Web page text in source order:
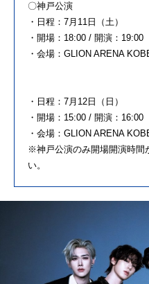
〇神戸公演
・日程：7月11日（土）
・開場：18:00 / 開演：19:00
・会場：GLION ARENA
・日程：7月12日（日）
・開場：15:00 / 開演：16:00
・会場：GLION ARENA
※神戸公演のみ開場開演時間
い。